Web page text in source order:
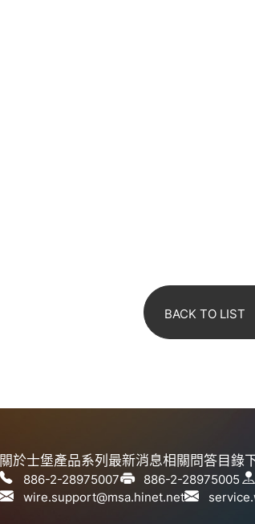
BACK TO LIST
關於士堡產品系列 最新消息相關問答 目錄
886-2-28975007 886-2-28975005
wire.support@msa.hinet.net